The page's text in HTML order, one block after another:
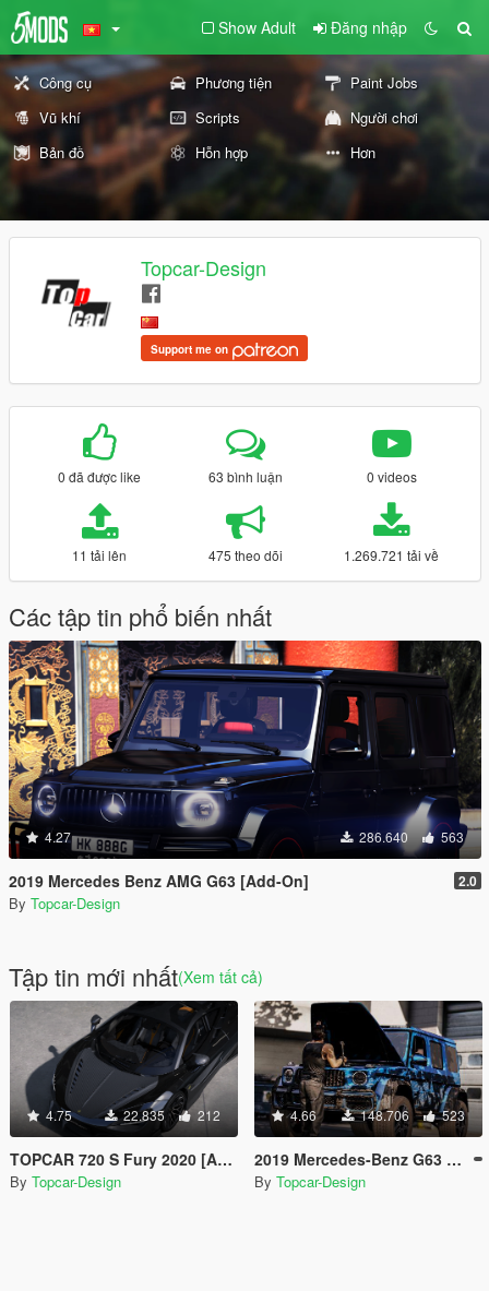
Show Adult Đăng nhập
Công cụ Phương tiện
Paint Jobs
Vũ khí
Scripts
Người chơi
Bản đồ
Hỗn hợp Hơn
Topcar-Design
Support me on
0 đã được like 63 bình luận 0 videos
11 tải lên 475 theo dõi 1.269.721 tải về
Các tập tin phổ biến nhất
4.27 286.640 563
2019 Mercedes Benz AMG G63 [Add-On] 2.0
By Topcar-Design
Tập tin mới nhất(Xem tất cả)
4.75 22.835 212
TOPCAR 720 S Fury 2020 [Add-On]
By Topcar-Design
4.66 148.706 523
2019 Mercedes-Benz G63 4X4 [Add-On]
By Topcar-Design